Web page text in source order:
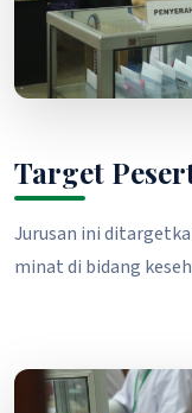
Target
Jurusan ini
minat di bidang